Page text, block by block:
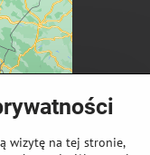
wizytę na tej stronie,